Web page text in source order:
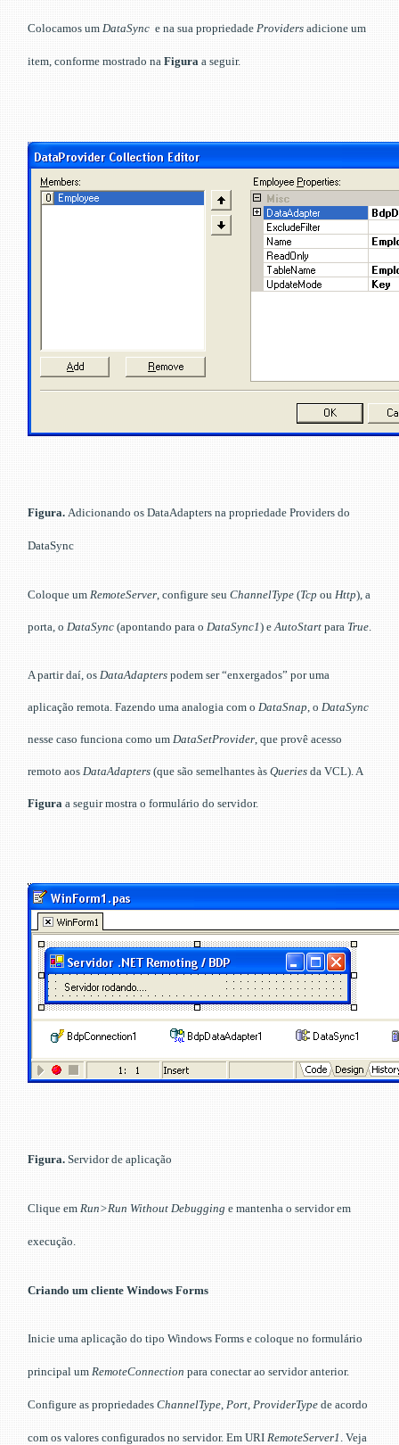
Colocamos um DataSync e na sua propriedade Providers adicione um
item, conforme mostrado na Figura a seguir.
Figura. Adicionando os DataAdapters na propriedade Providers do
DataSync
Coloque um RemoteServer , configure seu ChannelType (Tcp ou Http), a
porta, o DataSync (apontando para o DataSync1) e AutoStart para True
A partir daí, os DataAdapters podem ser “enxergados” por uma
aplicação remota. Fazendo uma analogia com o DataSnap , o DataSync
nesse caso funciona como um DataSetProvider , que provê acesso
remoto aos DataAdapters (que são semelhantes às Queries da VCL). A
Figura a seguir mostra o formulário do servidor.
Figura. Servidor de aplicação
Clique em Run>Run Without Debugging e mantenha o servidor em
execução.
Criando um cliente Windows Forms
Inicie uma aplicação do tipo Windows Forms e coloque no formulário
principal um RemoteConnection para conectar ao servidor anterior.
Configure as propriedades ChannelType Port, ProviderType de acordo
com os valores configurados no servidor. Em URI RemoteServer1 . Veja